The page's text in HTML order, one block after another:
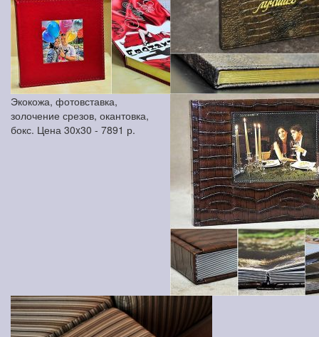
Экокожа, фотовставка,
золочение срезов, окантовка,
бокс. Цена 30x30 - 7891 р.